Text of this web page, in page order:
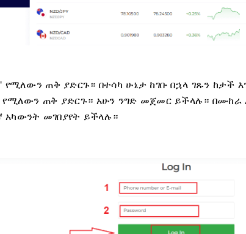
የሚለውን ጠቅ ያድርጉ። በተሳካ ሁኔታ ከገቡ በኋላ ገጹን
የሚለውን ጠቅ ያድርጉ። አሁን ንግድ መጀመር ይችላሉ። በሙከራ
አካውንት መገበያየት ይችላሉ።